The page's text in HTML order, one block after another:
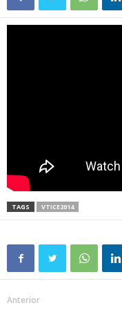
TAGS VTICE2014
Anterior